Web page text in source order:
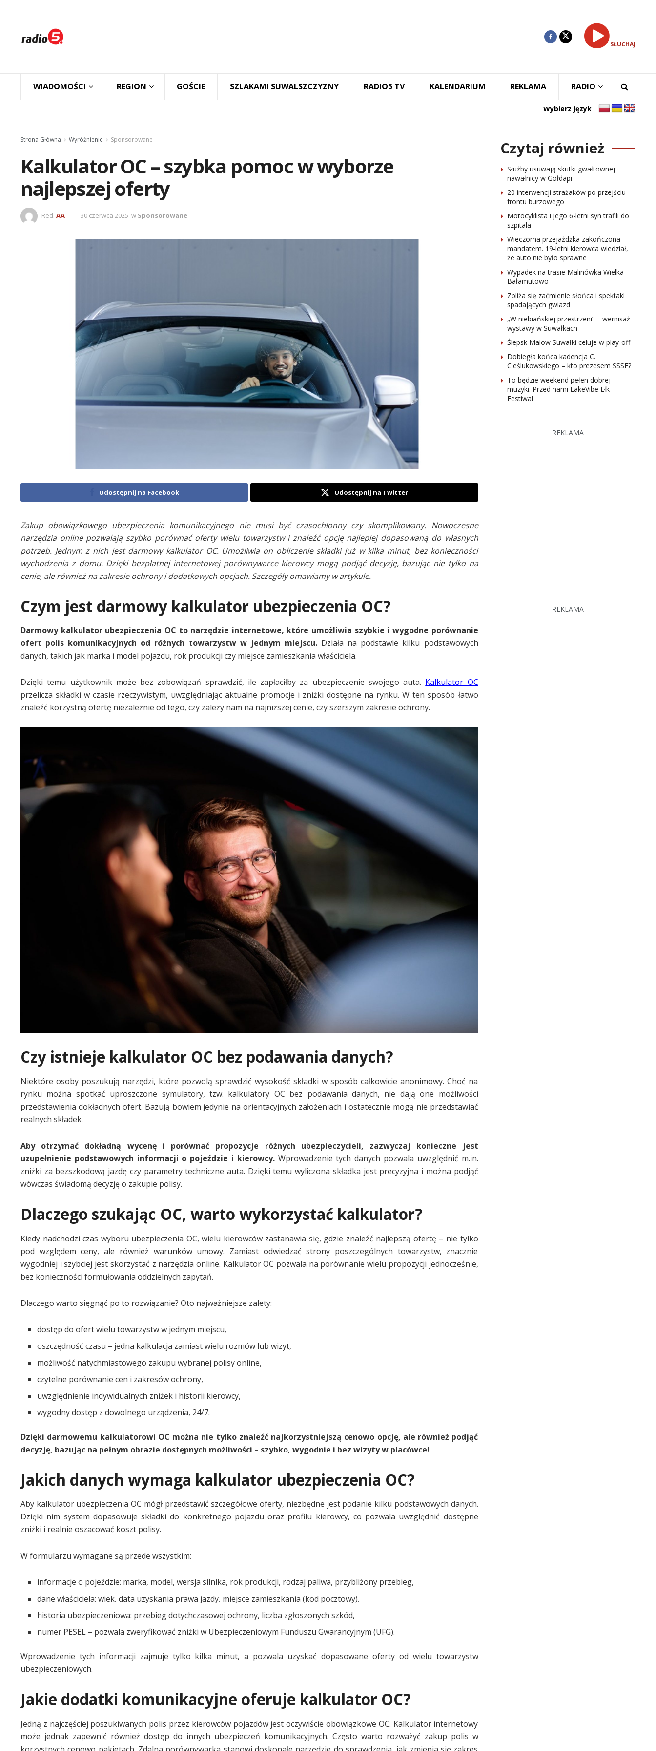
SŁUCHAJ
WIADOMOŚCI REGION GOŚCIE SZLAKAMI SUWALSZCZYZNY RADIO5 TV KALENDARIUM REKLAMA RADIO
Wybierz język
Strona Główna Wyróżnienie Sponsorowane
Kalkulator OC – szybka pomoc w wyborze
najlepszej oferty
Red. AA 30 czerwca 2025 w Sponsorowane
Udostępnij na Facebook Udostępnij na Twitter
Zakup obowiązkowego ubezpieczenia komunikacyjnego nie musi być czasochłonny czy skomplikowany. Nowoczesne
narzędzia online pozwalają szybko porównać oferty wielu towarzystw i znaleźć opcję najlepiej dopasowaną do własnych
potrzeb. Jednym z nich jest darmowy kalkulator OC. Umożliwia on obliczenie składki już w kilka minut, bez konieczności
wychodzenia z domu. Dzięki bezpłatnej internetowej porównywarce kierowcy mogą podjąć decyzję, bazując nie tylko na
cenie, ale również na zakresie ochrony i dodatkowych opcjach. Szczegóły omawiamy w artykule.
Czym jest darmowy kalkulator ubezpieczenia OC?
Darmowy kalkulator ubezpieczenia OC to narzędzie internetowe, które umożliwia szybkie i wygodne porównanie
ofert polis komunikacyjnych od różnych towarzystw w jednym miejscu.Działa na podstawie kilku podstawowych
danych, takich jak marka i model pojazdu, rok produkcji czy miejsce zamieszkania właściciela.
Dzięki temu użytkownik może bez zobowiązań sprawdzić, ile zapłaciłby za ubezpieczenie swojego auta. Kalkulator OC
przelicza składki w czasie rzeczywistym, uwzględniając aktualne promocje i zniżki dostępne na rynku. W ten sposób łatwo
znaleźć korzystną ofertę niezależnie od tego, czy zależy nam na najniższej cenie, czy szerszym zakresie ochrony.
Czy istnieje kalkulator OC bez podawania danych?
Niektóre osoby poszukują narzędzi, które pozwolą sprawdzić wysokość składki w sposób całkowicie anonimowy. Choć na
rynku można spotkać uproszczone symulatory, tzw. kalkulatory OC bez podawania danych, nie dają one możliwości
przedstawienia dokładnych ofert. Bazują bowiem jedynie na orientacyjnych założeniach i ostatecznie mogą nie przedstawiać
realnych składek.
Aby otrzymać dokładną wycenę i porównać propozycje różnych ubezpieczycieli, zazwyczaj konieczne jest
uzupełnienie podstawowych informacji o pojeździe i kierowcy.Wprowadzenie tych danych pozwala uwzględnić m.in.
zniżki za bezszkodową jazdę czy parametry techniczne auta. Dzięki temu wyliczona składka jest precyzyjna i można podjąć
wówczas świadomą decyzję o zakupie polisy.
Dlaczego szukając OC, warto wykorzystać kalkulator?
Kiedy nadchodzi czas wyboru ubezpieczenia OC, wielu kierowców zastanawia się, gdzie znaleźć najlepszą ofertę – nie tylko
pod względem ceny, ale również warunków umowy. Zamiast odwiedzać strony poszczególnych towarzystw, znacznie
wygodniej i szybciej jest skorzystać z narzędzia online. Kalkulator OC pozwala na porównanie wielu propozycji jednocześnie,
bez konieczności formułowania oddzielnych zapytań.
Dlaczego warto sięgnąć po to rozwiązanie? Oto najważniejsze zalety:
dostęp do ofert wielu towarzystw w jednym miejscu,
oszczędność czasu – jedna kalkulacja zamiast wielu rozmów lub wizyt,
możliwość natychmiastowego zakupu wybranej polisy online,
czytelne porównanie cen i zakresów ochrony,
uwzględnienie indywidualnych zniżek i historii kierowcy,
wygodny dostęp z dowolnego urządzenia, 24/7.
Dzięki darmowemu kalkulatorowi OC można nie tylko znaleźć najkorzystniejszą cenowo opcję, ale również podjąć
decyzję, bazując na pełnym obrazie dostępnych możliwości – szybko, wygodnie i bez wizyty w placówce!
Jakich danych wymaga kalkulator ubezpieczenia OC?
Aby kalkulator ubezpieczenia OC mógł przedstawić szczegółowe oferty, niezbędne jest podanie kilku podstawowych danych.
Dzięki nim system dopasowuje składki do konkretnego pojazdu oraz profilu kierowcy, co pozwala uwzględnić dostępne
zniżki i realnie oszacować koszt polisy.
W formularzu wymagane są przede wszystkim:
informacje o pojeździe: marka, model, wersja silnika, rok produkcji, rodzaj paliwa, przybliżony przebieg,
dane właściciela: wiek, data uzyskania prawa jazdy, miejsce zamieszkania (kod pocztowy),
historia ubezpieczeniowa: przebieg dotychczasowej ochrony, liczba zgłoszonych szkód,
numer PESEL – pozwala zweryfikować zniżki w Ubezpieczeniowym Funduszu Gwarancyjnym (UFG).
Wprowadzenie tych informacji zajmuje tylko kilka minut, a pozwala uzyskać dopasowane oferty od wielu towarzystw
ubezpieczeniowych.
Jakie dodatki komunikacyjne oferuje kalkulator OC?
Jedną z najczęściej poszukiwanych polis przez kierowców pojazdów jest oczywiście obowiązkowe OC. Kalkulator internetowy
może jednak zapewnić również dostęp do innych ubezpieczeń komunikacyjnych. Często warto rozważyć zakup polis w
Czytaj również
Służby usuwają skutki gwałtownej
nawałnicy w Gołdapi
20 interwencji strażaków po przejściu
frontu burzowego
Motocyklista i jego 6-letni syn trafili do
szpitala
Wieczorna przejażdżka zakończona
mandatem. 19-letni kierowca wiedział,
że auto nie było sprawne
Wypadek na trasie Malinówka Wielka-
Bałamutowo
Zbliża się zaćmienie słońca i spektakl
spadających gwiazd
„W niebiańskiej przestrzeni” – wernisaż
wystawy w Suwałkach
Ślepsk Malow Suwałki celuje w play-off
Dobiegła końca kadencja C.
Cieślukowskiego – kto prezesem SSSE?
To będzie weekend pełen dobrej
muzyki. Przed nami LakeVibe Ełk
Festiwal
REKLAMA
REKLAMA